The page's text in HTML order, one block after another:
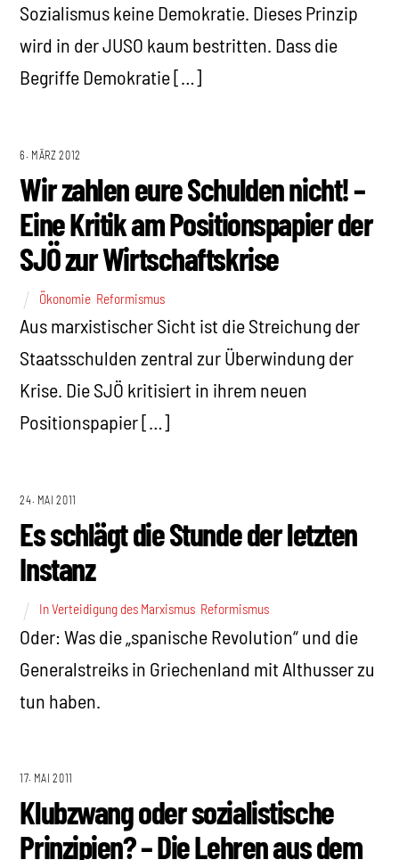
Sozialismus keine Demokratie. Dieses Prinzip
wird in der JUSO kaum bestritten. Dass die
Begriffe Demokratie […]
6. MÄRZ 2012
Wir zahlen eure Schulden nicht! –
Eine Kritik am Positionspapier der
SJÖ zur Wirtschaftskrise
Ökonomie Reformismus
Aus marxistischer Sicht ist die Streichung der
Staatsschulden zentral zur Überwindung der
Krise. Die SJÖ kritisiert in ihrem neuen
Positionspapier […]
24. MAI 2011
Es schlägt die Stunde der letzten
Instanz
In Verteidigung des Marxismus Reformismus
Oder: Was die „spanische Revolution“ und die
Generalstreiks in Griechenland mit Althusser zu
tun haben.
17. MAI 2011
Klubzwang oder sozialistische
Prinzipien? – Die Lehren aus dem